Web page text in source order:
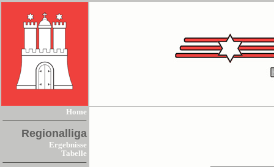
Home
Regionalliga
Ergebnisse
Tabelle